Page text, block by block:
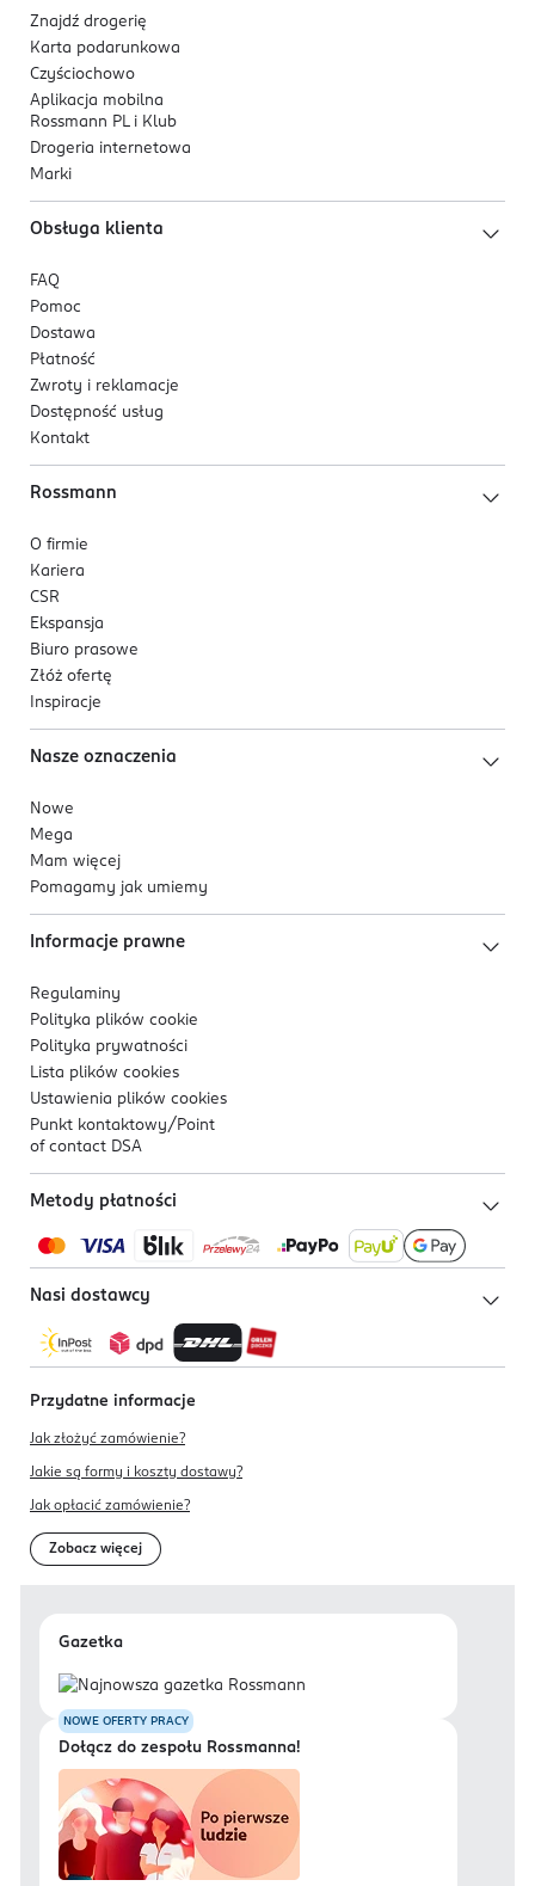
Znajdź drogerię
Karta podarunkowa
Czyściochowo
Aplikacja mobilna
Rossmann PL i Klub
Drogeria internetowa
Marki
Obsługa klienta
FAQ
Pomoc
Dostawa
Płatność
Zwroty i reklamacje
Dostępność usług
Kontakt
Rossmann
O firmie
Kariera
CSR
Ekspansja
Biuro prasowe
Złóż ofertę
Inspiracje
Nasze oznaczenia
Nowe
Mega
Mam więcej
Pomagamy jak umiemy
Informacje prawne
Regulaminy
Polityka plików cookie
Polityka prywatności
Lista plików cookies
Ustawienia plików cookies
Punkt kontaktowy/ Point
of contact DSA
Metody płatności
Nasi dostawcy
Przydatne informacje
Jak złożyć zamówienie?
Jakie są formy i koszty dostawy?
Jak opłacić zamówienie?
Zobacz więcej
Gazetka
NOWE OFERTY PRACY
Dołącz do zespołu Rossmanna!